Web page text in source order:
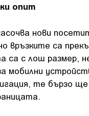
опит
нови
връзките са
са с лош размер,
мобилни
те бързо ще